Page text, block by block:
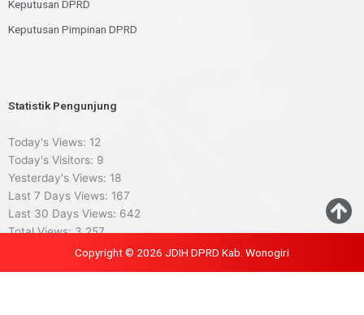
Keputusan DPRD
Keputusan Pimpinan DPRD
Statistik Pengunjung
Today's Views: 12
Today's Visitors: 9
Yesterday's Views: 18
Last 7 Days Views: 167
Last 30 Days Views: 642
Total Views:3,257
Copyright © 2026 JDIH DPRD Kab. Wonogiri